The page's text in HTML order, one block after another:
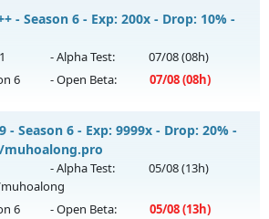
99%
- Mở máy chủ
thêm đồ mới
- Season 6 - Exp: 200x - Drop: 10% -
- Alpha Test: 07/08(08h)
6 - Open Beta: 07/08(08h)
Siêu Phẩm MU
- Mở máy chủ
- Season 6 - Exp: 9999x - Drop: 20% -
- Alpha Test: 05/08(13h)
6 - Open Beta: 05/08(13h)